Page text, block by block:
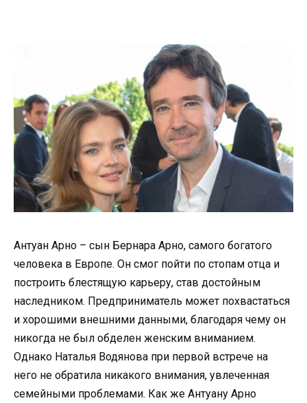
Антуан Арно – сын Бернара Арно, самого богатого
человека в Европе. Он смог пойти по стопам отца и
построить блестящую карьеру, став достойным
наследником. Предприниматель может похвастаться
и хорошими внешними данными, благодаря чему он
никогда не был обделен женским вниманием.
Однако Наталья Водянова при первой встрече на
него не обратила никакого внимания, увлеченная
семейными проблемами. Как же Антуану Арно